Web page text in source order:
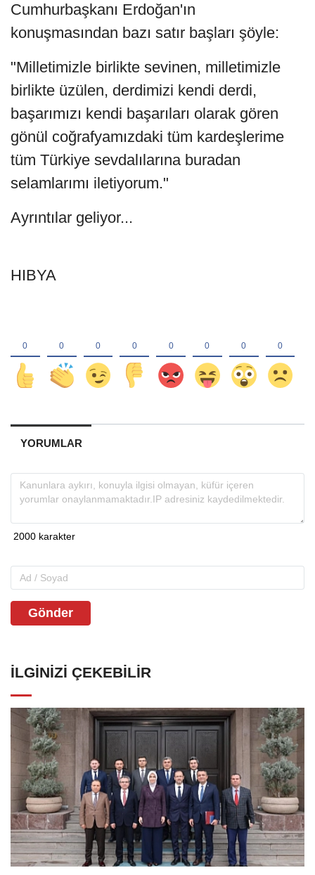
Cumhurbaşkanı Erdoğan'ın
konuşmasından bazı satır başları şöyle:
"Milletimizle birlikte sevinen, milletimizle
birlikte üzülen, derdimizi kendi derdi,
başarımızı kendi başarıları olarak gören
gönül coğrafyamızdaki tüm kardeşlerime
tüm Türkiye sevdalılarına buradan
selamlarımı iletiyorum."
Ayrıntılar geliyor...
HIBYA
YORUMLAR
Gönder
İLGINIZI ÇEKEBILIR